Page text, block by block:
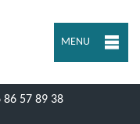
MENU
86 57 89 38